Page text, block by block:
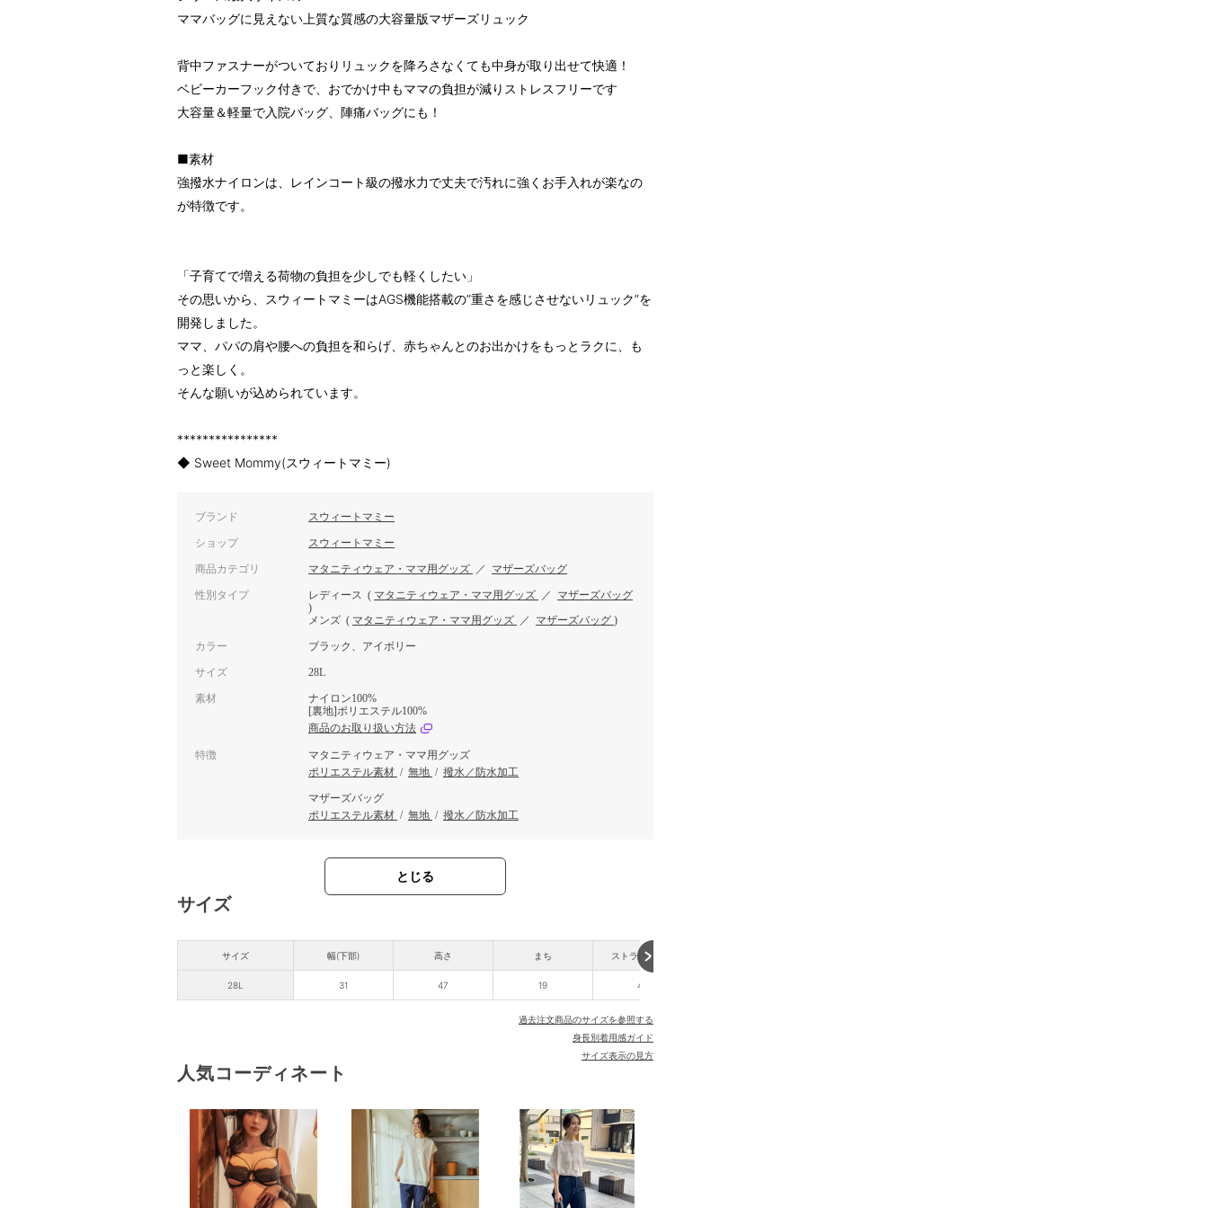
ママバッグに見えない上質な質感の大容量版マザーズリュック
背中ファスナーがついておりリュックを降ろさなくても中身が取り出せて快適！
ベビーカーフック付きで、おでかけ中もママの負担が減りストレスフリーです
大容量＆軽量で入院バッグ、陣痛バッグにも！
■素材
強撥水ナイロンは、レインコート級の撥水力で丈夫で汚れに強くお手入れが楽なの
が特徴です。
「子育てで増える荷物の負担を少しでも軽くしたい」
その思いから、スウィートマミーはAGS機能搭載の”重さを感じさせないリュック”を
開発しました。
ママ、パパの肩や腰への負担を和らげ、赤ちゃんとのお出かけをもっとラクに、も
っと楽しく。
そんな願いが込められています。
****************
◆ Sweet Mommy(スウィートマミー)
ブランド スウィートマミー
ショップ スウィートマミー
商品カテゴリ マタニティウェア・ママ用グッズ ／ マザーズバッグ
性別タイプ レディース ( マタニティウェア・ママ用グッズ ／ マザーズバッグ
)
メンズ ( マタニティウェア・ママ用グッズ ／ マザーズバッグ )
カラー ブラック、アイボリー
サイズ 28L
素材
ナイロン100%
[裏地]ポリエステル100%
商品のお取り扱い方法
特徴
マタニティウェア・ママ用グッズ
ポリエステル素材 / 無地 / 撥水／防水加工
マザーズバッグ
ポリエステル素材 / 無地 / 撥水／防水加工
とじる
サイズ
サイズ
28L
幅(下部) 高さ まち ストラップ全長
31 47 19 44
過去注文商品のサイズを参照する
身長別着用感ガイド
サイズ表示の見方
人気コーディネート